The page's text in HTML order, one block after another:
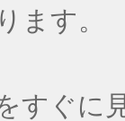
ます。
すぐに